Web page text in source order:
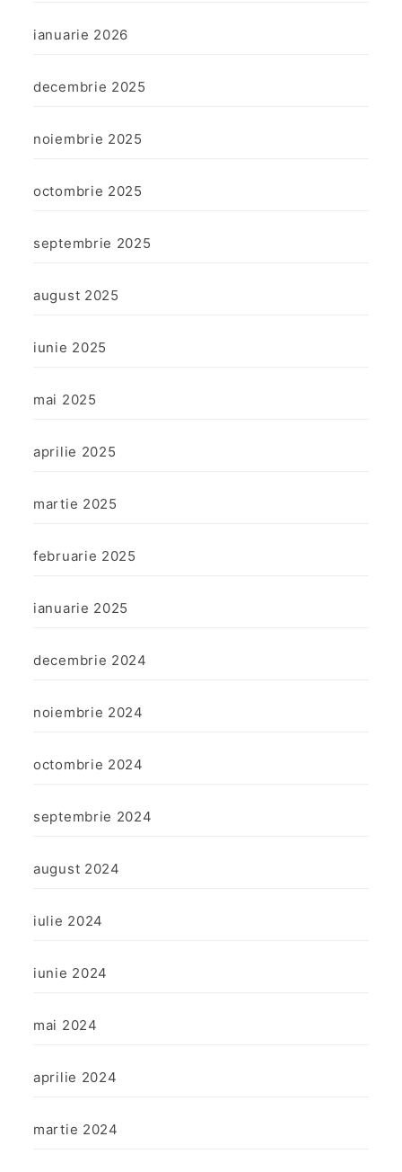
ianuarie 2026
decembrie 2025
noiembrie 2025
octombrie 2025
septembrie 2025
august 2025
iunie 2025
mai 2025
aprilie 2025
martie 2025
februarie 2025
ianuarie 2025
decembrie 2024
noiembrie 2024
octombrie 2024
septembrie 2024
august 2024
iulie 2024
iunie 2024
mai 2024
aprilie 2024
martie 2024